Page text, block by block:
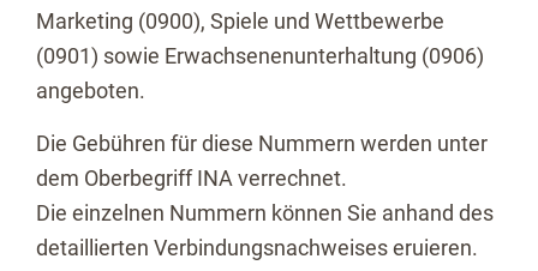
Marketing (0900), Spiele und Wettbewerbe
(0901) sowie Erwachsenenunterhaltung (0906)
angeboten.
Die Gebühren für diese Nummern werden unter
dem Oberbegriff INA verrechnet.
Die einzelnen Nummern können Sie anhand des
detaillierten Verbindungsnachweises eruieren.